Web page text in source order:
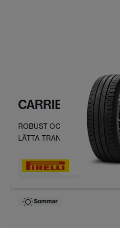
CARRIER
ROBUST OCH SÄKER
LÄTTA TRANSPORTFORDON
Hitta ditt däck
Sommar